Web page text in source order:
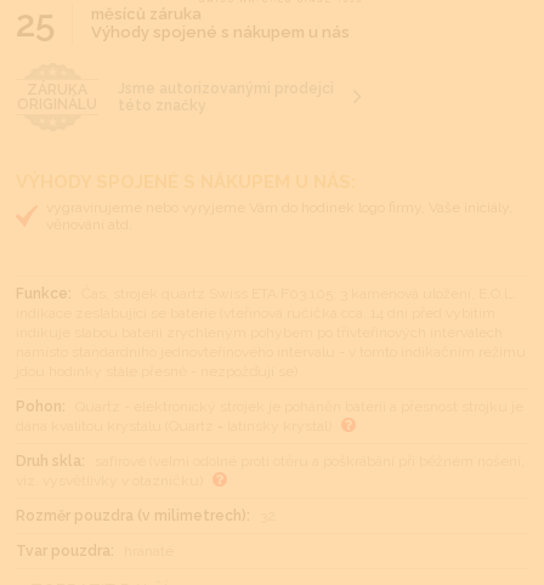
25
měsíců záruka
Výhody spojené s nákupem u nás
Funkce:
Pohon:
Druh skla:
Rozměr pouzdra (v milimetrech):
Tvar pouzdra: